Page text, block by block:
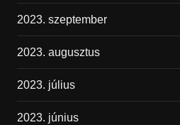
2023. szeptember
2023. augusztus
2023. július
2023. június